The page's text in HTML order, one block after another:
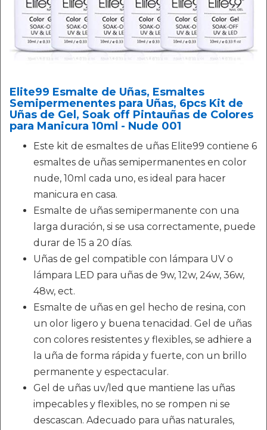
Elite99 Esmalte de Uñas, Esmaltes
Semipermenentes para Uñas, 6pcs Kit de
Uñas de Gel, Soak off Pintauñas de Colores
para Manicura 10ml - Nude 001
Este kit de esmaltes de uñas Elite99 contiene 6
esmaltes de uñas semipermanentes en color
nude, 10ml cada uno, es ideal para hacer
manicura en casa.
Esmalte de uñas semipermanente con una
larga duración, si se usa correctamente, puede
durar de 15 a 20 días.
Uñas de gel compatible con lámpara UV o
lámpara LED para uñas de 9w, 12w, 24w, 36w,
48w, ect.
Esmalte de uñas en gel hecho de resina, con
un olor ligero y buena tenacidad. Gel de uñas
con colores resistentes y flexibles, se adhiere a
la uña de forma rápida y fuerte, con un brillo
permanente y espectacular.
Gel de uñas uv/led que mantiene las uñas
impecables y flexibles, no se rompen ni se
descascan. Adecuado para uñas naturales,